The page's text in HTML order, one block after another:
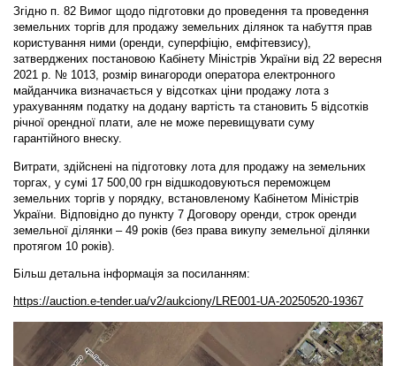
Згідно п. 82 Вимог щодо підготовки до проведення та проведення
земельних торгів для продажу земельних ділянок та набуття прав
користування ними (оренди, суперфіцію, емфітевзису),
затверджених постановою Кабінету Міністрів України від 22 вересня
2021 р. № 1013, розмір винагороди оператора електронного
майданчика визначається у відсотках ціни продажу лота з
урахуванням податку на додану вартість та становить 5 відсотків
річної орендної плати, але не може перевищувати суму
гарантійного внеску.
Витрати, здійснені на підготовку лота для продажу на земельних
торгах, у сумі 17 500,00 грн відшкодовуються переможцем
земельних торгів у порядку, встановленому Кабінетом Міністрів
України. Відповідно до пункту 7 Договору оренди, строк оренди
земельної ділянки – 49 років (без права викупу земельної ділянки
протягом 10 років).
Більш детальна інформація за посиланням:
https://auction.e-tender.ua/v2/aukciony/LRE001-UA-20250520-19367